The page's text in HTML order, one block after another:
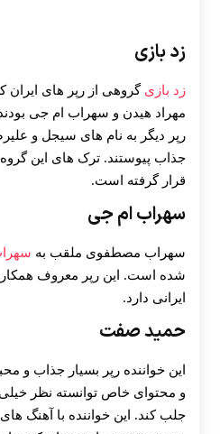
زد بازی
زد بازی گروهی از رپر های ایران
رپر دیگر به نام های سیجل و
جذاب پیوستند. ترک های این
قرار گرفته است.
سهراب ام جی
سهراب مصطفوی ملقب به
شده است. این رپر معروف
ایرانی دارد.
حمید صفت
این خواننده رپر بسیار جذاب و
و محتوای خاص توانسته نظر
جلب کند. این خواننده با آهنگ